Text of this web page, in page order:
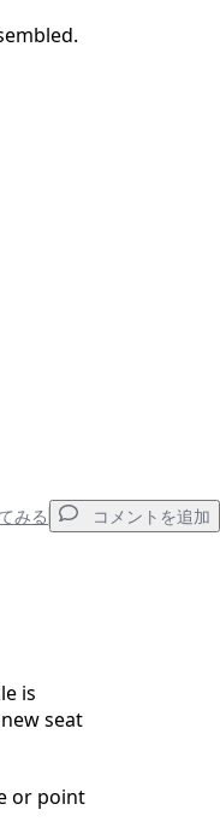
みる コメントを追加
is
seat
or point